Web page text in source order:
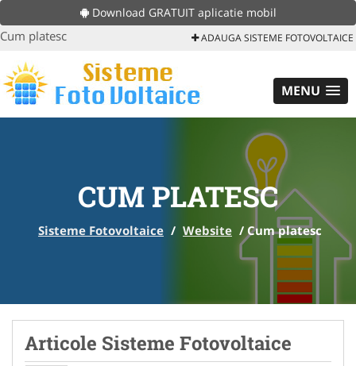
Download GRATUIT aplicatie mobil
Cum platesc ADAUGA SISTEME FOTOVOLTAICE
MENU
CUM PLATESC
Sisteme Fotovoltaice / Website / Cum platesc
Articole Sisteme Fotovoltaice